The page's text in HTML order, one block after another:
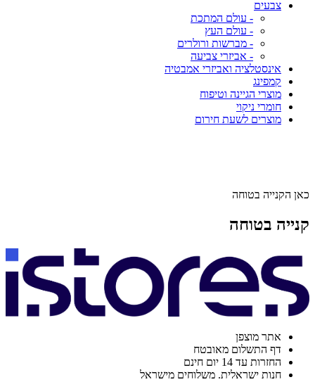
צבעים
- עולם המתכת
- עולם העץ
- מברשות ורולרים
- אביזרי צביעה
אינסטלציה ואביזרי אמבטיה
קמפינג
מוצרי הגיינה וטיפוח
חומרי ניקוי
מוצרים לשעת חירום
כאן הקנייה בטוחה
קנייה בטוחה
אתר מוצפן
דף התשלום מאובטח
החזרות עד 14 יום חינם
חנות ישראלית. משלוחים מישראל